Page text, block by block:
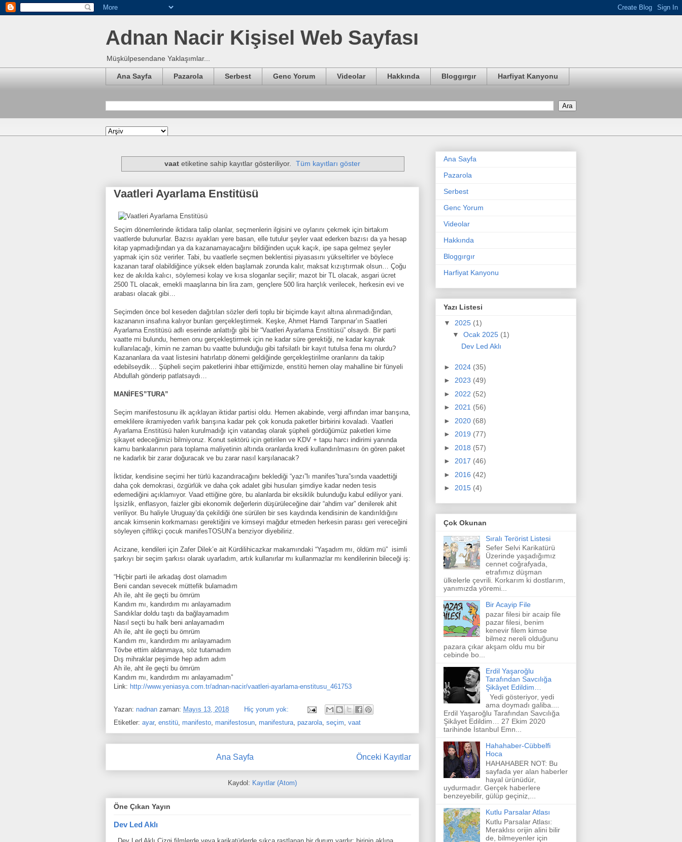
Adnan Nacir Kişisel Web Sayfası
Müşkülpesendane Yaklaşımlar...
Ana Sayfa Pazarola Serbest Genc Yorum Videolar Hakkında Bloggırgır Harfiyat Kanyonu
vaatetiketine sahip kayıtlar gösteriliyor. Tüm kayıtları göster
Vaatleri Ayarlama Enstitüsü
Seçim dönemlerinde iktidara talip olanlar, seçmenlerin ilgisini ve oylarını çekmek için birtakım
vaatlerde bulunurlar. Bazısı ayakları yere basan, elle tutulur şeyler vaat ederken bazısı da ya hesap
kitap yapmadığından ya da kazanamayacağını bildiğinden uçuk kaçık, ipe sapa gelmez şeyler
yapmak için söz verirler. Tabi, bu vaatlerle seçmen beklentisi piyasasını yükseltirler ve böylece
kazanan taraf olabildiğince yüksek elden başlamak zorunda kalır, maksat kızıştırmak olsun… Çoğu
kez de akılda kalıcı, söylemesi kolay ve kısa sloganlar seçilir; mazot bir TL olacak, asgari ücret
2500 TL olacak, emekli maaşlarına bin lira zam, gençlere 500 lira harçlık verilecek, herkesin evi ve
arabası olacak gibi…
Seçimden önce bol keseden dağıtılan sözler derli toplu bir biçimde kayıt altına alınmadığından,
kazananın insafına kalıyor bunları gerçekleştirmek. Keşke, Ahmet Hamdi Tanpınar’ın Saatleri
Ayarlama Enstitüsü adlı eserinde anlattığı gibi bir “Vaatleri Ayarlama Enstitüsü” olsaydı. Bir parti
vaatte mi bulundu, hemen onu gerçekleştirmek için ne kadar süre gerektiği, ne kadar kaynak
kullanılacağı, kimin ne zaman bu vaatte bulunduğu gibi tafsilatlı bir kayıt tutulsa fena mı olurdu?
Kazananlara da vaat listesini hatırlatıp dönemi geldiğinde gerçekleştirilme oranlarını da takip
edebilseydik… Şüpheli seçim paketlerini ihbar ettiğimizde, enstitü hemen olay mahalline bir fünyeli
Abdullah gönderip patlatsaydı…
MANİFES”TURA”
Seçim manifestosunu ilk açıklayan iktidar partisi oldu. Hemen akabinde, vergi affından imar barışına,
emeklilere ikramiyeden varlık barışına kadar pek çok konuda paketler birbirini kovaladı. Vaatleri
Ayarlama Enstitüsü halen kurulmadığı için vatandaş olarak şüpheli gördüğümüz paketleri kime
şikayet edeceğimizi bilmiyoruz. Konut sektörü için getirilen ve KDV + tapu harcı indirimi yanında
kamu bankalarının para toplama maliyetinin altında oranlarda kredi kullandırılmasını ön gören paket
ne kadarlık bir zarar doğuracak ve bu zarar nasıl karşılanacak?
İktidar, kendisine seçimi her türlü kazandıracağını beklediği “yazı”lı manifes”tura”sında vaadettiği
daha çok demokrasi, özgürlük ve daha çok adalet gibi husuları şimdiye kadar neden tesis
edemediğini açıklamıyor. Vaad ettiğine göre, bu alanlarda bir eksiklik bulunduğu kabul ediliyor yani.
İşsizlik, enflasyon, faizler gibi ekonomik değerlerin düşürüleceğine dair “ahdim var” denilerek ahit
veriliyor. Bu haliyle Uruguay’da çekildiği öne sürülen bir ses kaydında kendisinin de kandırıldığını
ancak kimsenin korkmaması gerektiğini ve kimseyi mağdur etmeden herkesin parası geri vereceğini
söyleyen çiftlikçi çocuk manifesTOSUN’a benziyor diyebiliriz.
Acizane, kendileri için Zafer Dilek’e ait Kürdilihicazkar makamındaki “Yaşadım mı, öldüm mü” isimli
şarkıyı bir seçim şarkısı olarak uyarladım, artık kullanırlar mı kullanmazlar mı kendilerinin bileceği iş:
“Hiçbir parti ile arkadaş dost olamadım
Beni candan sevecek müttefik bulamadım
Ah ile, aht ile geçti bu ömrüm
Kandım mı, kandırdım mı anlayamadım
Sandıklar doldu taştı da bağlayamadım
Nasıl seçti bu halk beni anlayamadım
Ah ile, aht ile geçti bu ömrüm
Kandım mı, kandırdım mı anlayamadım
Tövbe ettim aldanmaya, söz tutamadım
Dış mihraklar peşimde hep adım adım
Ah ile, aht ile geçti bu ömrüm
Kandım mı, kandırdım mı anlayamadım”
Link: http://www.yeniasya.com.tr/adnan-nacir/vaatleri-ayarlama-enstitusu_461753
Yazan: nadnan zaman: Mayıs 13, 2018
Hiç yorum yok:
Etiketler: ayar, enstitü, manifesto, manifestosun, manifestura, pazarola, seçim, vaat
Önceki Kayıtlar
Ana Sayfa
Kaydol: Kayıtlar (Atom)
Öne Çıkan Yayın
Dev Led Aklı
Ana Sayfa
Pazarola
Serbest
Genc Yorum
Videolar
Hakkında
Bloggırgır
Harfiyat Kanyonu
Yazı Listesi
▼ 2025 (1)
▼ Ocak 2025 (1)
Dev Led Aklı
► 2024 (35)
► 2023 (49)
► 2022 (52)
► 2021 (56)
► 2020 (68)
► 2019 (77)
► 2018 (57)
► 2017 (46)
► 2016 (42)
► 2015 (4)
Çok Okunan
Sıralı Terörist Listesi
Sefer Selvi Karikatürü
Üzerinde yaşadığımız
cennet coğrafyada,
etrafımız düşman
ülkelerle çevrili. Korkarım ki dostlarım,
yanımızda yöremi...
Bir Acayip File
pazar filesi bir acaip file
pazar filesi, benim
kenevir filem kimse
bilmez nereli olduğunu
pazara çıkar akşam oldu mu bir
cebinde bo...
Erdil Yaşaroğlu
Tarafından Savcılığa
Şikâyet Edildim…
Yedi gösteriyor, yedi
ama doymadı galiba....
Erdil Yaşaroğlu Tarafından Savcılığa
Şikâyet Edildim… 27 Ekim 2020
tarihinde İstanbul Emn...
Hahahaber-Cübbelfi
Hoca
HAHAHABER NOT: Bu
sayfada yer alan haberler
hayal ürünüdür,
uydurmadır. Gerçek haberlere
benzeyebilir, gülüp geçiniz,...
Kutlu Parsalar Atlası
Kutlu Parsalar Atlası:
Meraklısı orijin alini bilir
de, bilmeyenler için